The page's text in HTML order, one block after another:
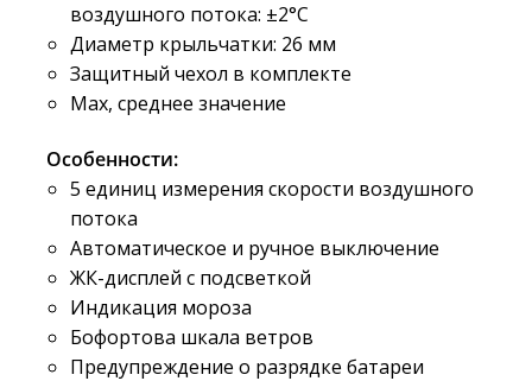
воздушного потока: ±2°С
Диаметр крыльчатки: 26 мм
Защитный чехол в комплекте
Max, среднее значение
Особенности:
5 единиц измерения скорости воздушного
потока
Автоматическое и ручное выключение
ЖК-дисплей с подсветкой
Индикация мороза
Бофортова шкала ветров
Предупреждение о разрядке батареи